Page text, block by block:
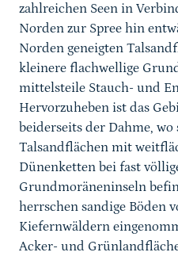
zahlreichen Seen in
Norden zur Spree hin
Norden geneigten
kleinere flachwellige
mittelsteile Stauch- und
Hervorzuheben ist das
beiderseits der Dahme, wo
Talsandflächen mit
Dünenketten bei fast
Grundmoräneninseln
herrschen sandige Böden
Kiefernwäldern
Acker- und